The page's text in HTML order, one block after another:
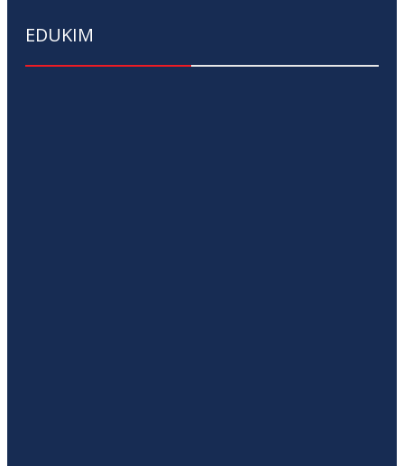
EDUKIM